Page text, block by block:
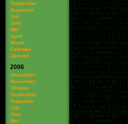
September
Augustus
Juli
Juni
Mei
April
Maart
Februari
Januari
2006
December
November
Oktober
September
Augustus
Juli
Juni
Mei